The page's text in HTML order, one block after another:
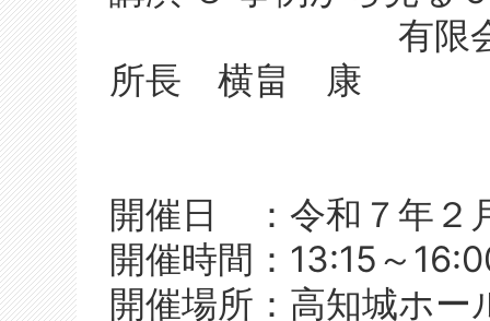
有限会社艸建
所長 横畠 康
開催日 ：令和７年２
開催時間：13:15～
開催場所：高知城ホ